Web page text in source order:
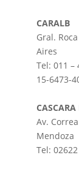
CARALB
Gral.
Aires
Tel: 011 –
15-6473-
Av.
Mendoza
Tel: